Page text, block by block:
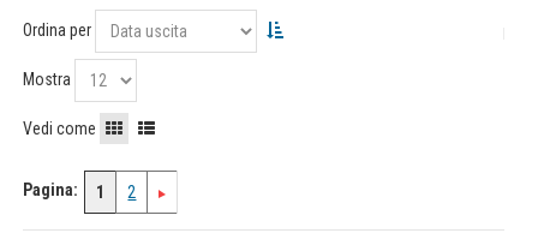
Ordina per
Mostra
Vedi come
Pagina: 1 2